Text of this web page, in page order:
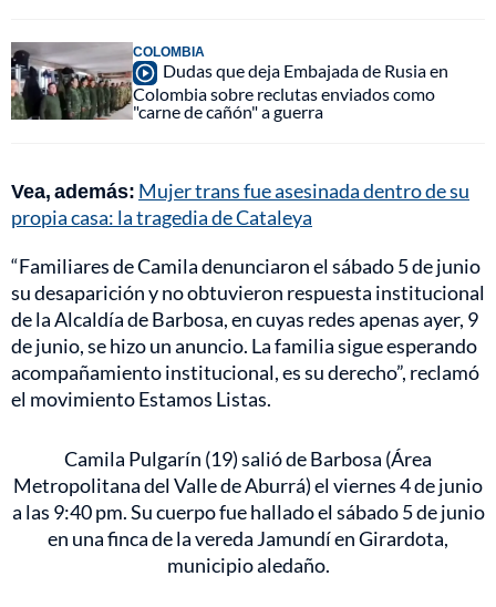
COLOMBIA
Dudas que deja Embajada de Rusia en
Colombia sobre reclutas enviados como
"carne de cañón" a guerra
Vea, además: Mujer trans fue asesinada dentro de su
propia casa: la tragedia de Cataleya
“Familiares de Camila denunciaron el sábado 5 de junio
su desaparición y no obtuvieron respuesta institucional
de la Alcaldía de Barbosa, en cuyas redes apenas ayer, 9
de junio, se hizo un anuncio. La familia sigue esperando
acompañamiento institucional, es su derecho”, reclamó
el movimiento Estamos Listas.
Camila Pulgarín (19) salió de Barbosa (Área
Metropolitana del Valle de Aburrá) el viernes 4 de junio
a las 9:40 pm. Su cuerpo fue hallado el sábado 5 de junio
en una finca de la vereda Jamundí en Girardota,
municipio aledaño.